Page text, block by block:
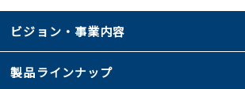
ビジョン・事業内容
製品ラインナップ